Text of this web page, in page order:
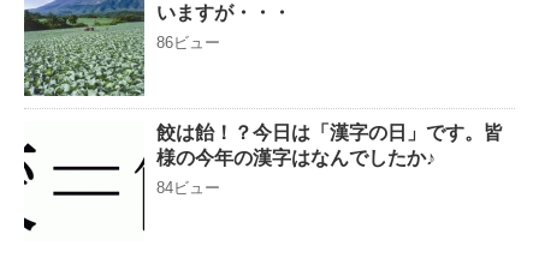
いますが・・・
86ビュー
餃は飴！？今日は「漢字の日」です。皆
様の今年の漢字はなんでしたか♪
84ビュー